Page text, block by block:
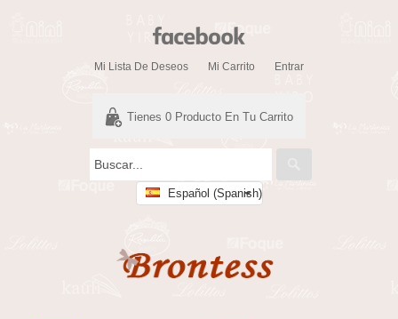
Mi Lista De Deseos Mi Carrito Entrar
Tienes 0 Producto En Tu Carrito
Español (Spanish)